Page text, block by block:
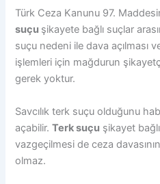
Türk Ceza Kanunu 97.
suçu şikayete bağlı suçlar
suçu nedeni ile dava açılması
işlemleri için mağdurun
gerek yoktur.
Savcılık terk suçu olduğunu
açabilir.Terk suçu şikayet
vazgeçilmesi de ceza
olmaz.